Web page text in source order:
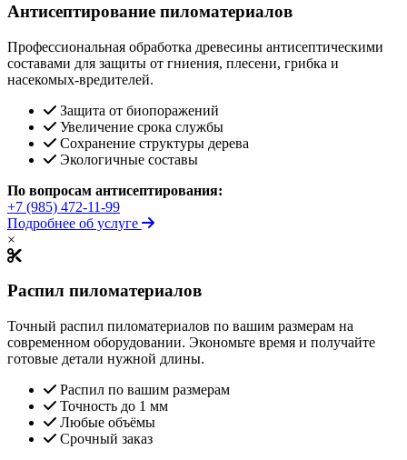
Антисептирование пиломатериалов
Профессиональная обработка древесины антисептическими
составами для защиты от гниения, плесени, грибка и
насекомых-вредителей.
Защита от биопоражений
Увеличение срока службы
Сохранение структуры дерева
Экологичные составы
По вопросам антисептирования:
+7 (985) 472-11-99
Подробнее об услуге
×
Распил пиломатериалов
Точный распил пиломатериалов по вашим размерам на
современном оборудовании. Экономьте время и получайте
готовые детали нужной длины.
Распил по вашим размерам
Точность до 1 мм
Любые объёмы
Срочный заказ